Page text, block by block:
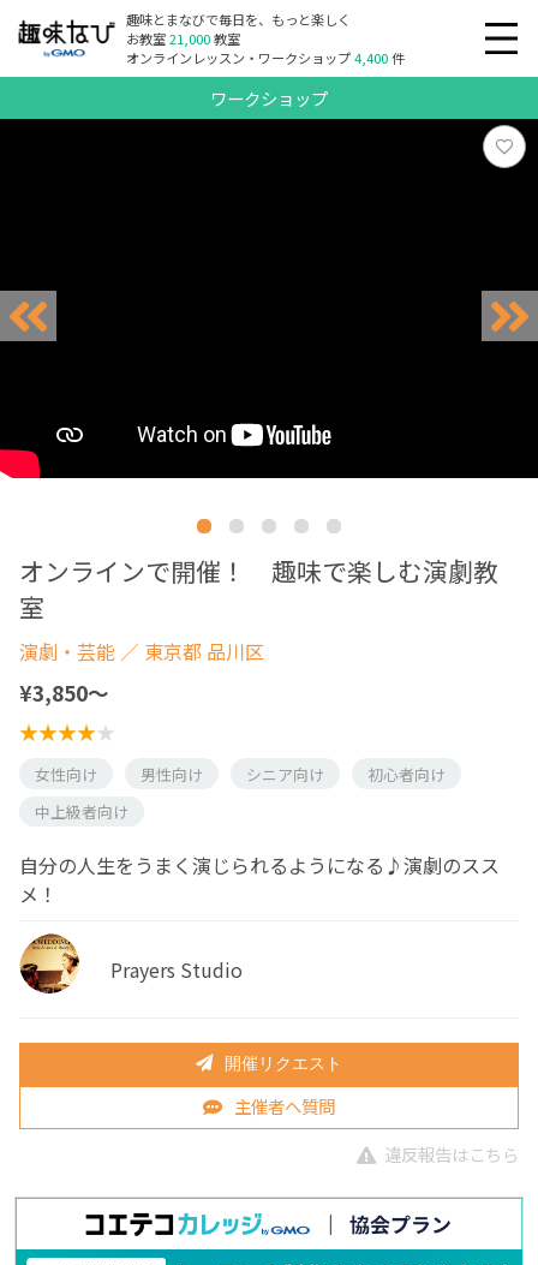
趣味とまなびで毎日を、もっと楽しく
お教室21,000教室
オンラインレッスン・ワークショップ4,400件
ワークショップ
オンラインで開催！ 趣味で楽しむ演劇教
室
演劇・芸能 ／ 東京都 品川区
¥3,850〜
女性向け 男性向け シニア向け
初心者向け
中上級者向け
自分の人生をうまく演じられるようになる♪演劇のスス
メ！
Prayers Studio
開催リクエスト
主催者へ質問
違反報告はこちら